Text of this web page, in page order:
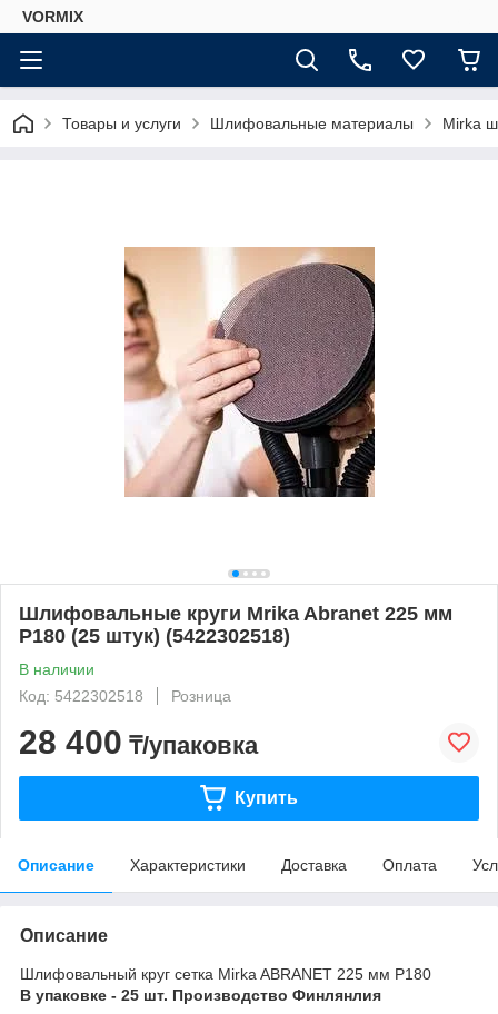
VORMIX
Товары и услуги Шлифовальные материалы Mirka
Шлифовальные круги Mrika Abranet 225 мм
P180 (25 штук) (5422302518)
В наличии
Код: 5422302518
Розница
28 400 ₸/упаковка
Купить
Описание Характеристики Доставка Оплата
Описание
Шлифовальный круг сетка Mirka ABRANET 225 мм Р180
В упаковке - 25 шт. Производство Финлянлия